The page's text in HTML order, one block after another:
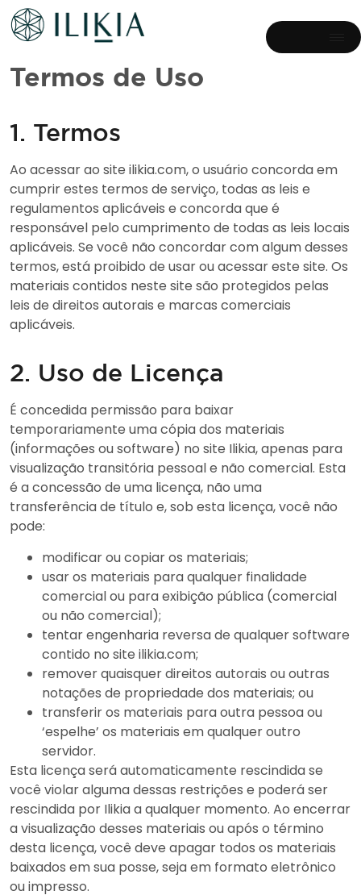
Termos de Uso
1. Termos
Ao acessar ao site ilikia.com, o usuário concorda em
cumprir estes termos de serviço, todas as leis e
regulamentos aplicáveis e concorda que é
responsável pelo cumprimento de todas as leis locais
aplicáveis. Se você não concordar com algum desses
termos, está proibido de usar ou acessar este site. Os
materiais contidos neste site são protegidos pelas
leis de direitos autorais e marcas comerciais
aplicáveis.
2. Uso de Licença
É concedida permissão para baixar
temporariamente uma cópia dos materiais
(informações ou software) no site Ilikia, apenas para
visualização transitória pessoal e não comercial. Esta
é a concessão de uma licença, não uma
transferência de título e, sob esta licença, você não
pode:
modificar ou copiar os materiais;
usar os materiais para qualquer finalidade
comercial ou para exibição pública (comercial
ou não comercial);
tentar engenharia reversa de qualquer software
contido no site ilikia.com;
remover quaisquer direitos autorais ou outras
notações de propriedade dos materiais; ou
transferir os materiais para outra pessoa ou
‘espelhe’ os materiais em qualquer outro
servidor.
Esta licença será automaticamente rescindida se
você violar alguma dessas restrições e poderá ser
rescindida por Ilikia a qualquer momento. Ao encerrar
a visualização desses materiais ou após o término
desta licença, você deve apagar todos os materiais
baixados em sua posse, seja em formato eletrônico
ou impresso.